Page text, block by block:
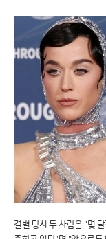
결별 당시 두 사람은 "몇